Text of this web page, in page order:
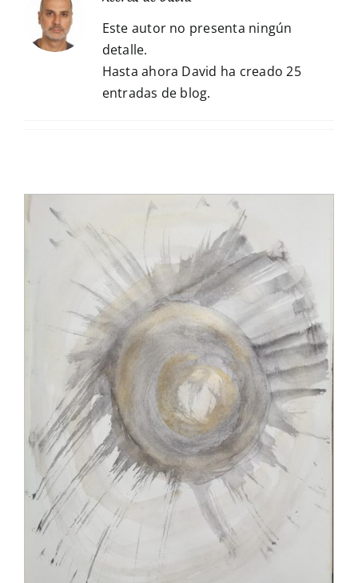
Este autor no presenta ningún
detalle.
Hasta ahora David ha creado 25
entradas de blog.